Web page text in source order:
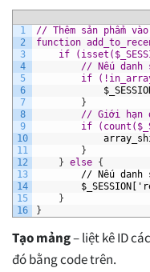
1
2
3
4
5
6
7
8
9
10
11
12
13
14
15
16
// Thêm sản phẩm
function
if
// Nếu danh
if
}
// Giới hạn
if
}
} else {
// Nếu danh
}
}
Tạo mảng– liệt kê ID
đó bằng code trên.